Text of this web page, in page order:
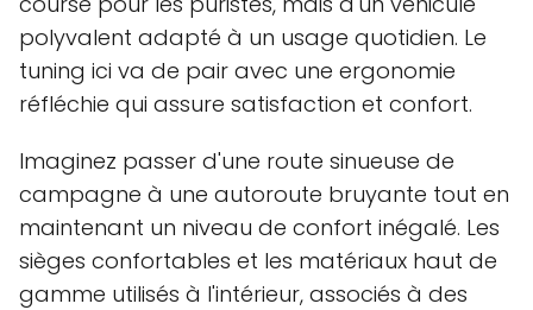
polyvalent adapté à un usage quotidien. Le
tuning ici va de pair avec une ergonomie
réfléchie qui assure satisfaction et confort.
Imaginez passer d'une route sinueuse de
campagne à une autoroute bruyante tout en
maintenant un niveau de confort inégalé. Les
sièges confortables et les matériaux haut de
gamme utilisés à l'intérieur, associés à des